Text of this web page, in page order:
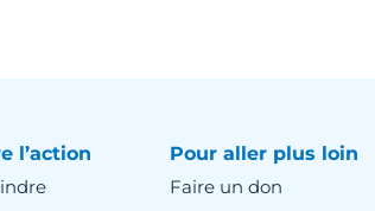
l’action
Pour aller plus loin
Faire un don